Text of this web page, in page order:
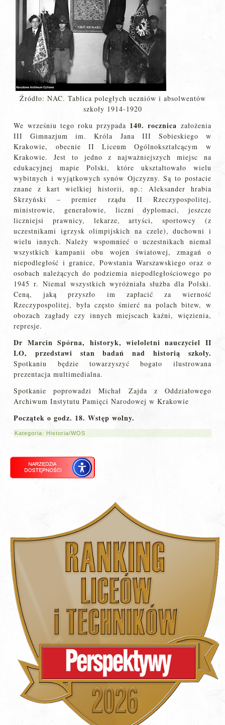
Źródło: NAC. Tablica poległych uczniów i absolwentów
szkoły 1914-1920
We wrześniu tego roku przypada 140. rocznica założenia
III Gimnazjum im. Króla Jana III Sobieskiego w
Krakowie, obecnie II Liceum Ogólnokształcącym w
Krakowie. Jest to jedno z najważniejszych miejsc na
edukacyjnej mapie Polski, które ukształtowało wielu
wybitnych i wyjątkowych synów Ojczyzny. Są to postacie
znane z kart wielkiej historii, np.: Aleksander hrabia
Skrzyński – premier rządu II Rzeczypospolitej,
ministrowie, generałowie, liczni dyplomaci, jeszcze
liczniejsi prawnicy, lekarze, artyści, sportowcy (z
uczestnikami igrzysk olimpijskich na czele), duchowni i
wielu innych. Należy wspomnieć o uczestnikach niemal
wszystkich kampanii obu wojen światowej, zmagań o
niepodległość i granice, Powstania Warszawskiego oraz o
osobach należących do podziemia niepodległościowego po
1945 r. Niemal wszystkich wyróżniała służba dla Polski.
Ceną, jaką przyszło im zapłacić za wierność
Rzeczypospolitej, była często śmierć na polach bitew, w
obozach zagłady czy innych miejscach kaźni, więzienia,
represje.
Dr Marcin Spórna, historyk, wieloletni nauczyciel II
LO, przedstawi stan badań nad historią szkoły.
Spotkaniu będzie towarzyszyć bogato ilustrowana
prezentacja multimedialna.
Spotkanie poprowadzi Michał Zajda z Oddziałowego
Archiwum Instytutu Pamięci Narodowej w Krakowie
Początek o godz. 18. Wstęp wolny.
Kategoria: Historia/WOS